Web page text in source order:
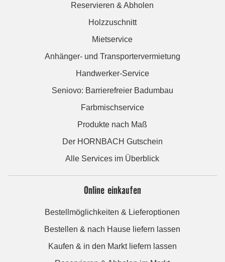
Reservieren & Abholen
Holzzuschnitt
Mietservice
Anhänger- und Transportervermietung
Handwerker-Service
Seniovo: Barrierefreier Badumbau
Farbmischservice
Produkte nach Maß
Der HORNBACH Gutschein
Alle Services im Überblick
Online einkaufen
Bestellmöglichkeiten & Lieferoptionen
Bestellen & nach Hause liefern lassen
Kaufen & in den Markt liefern lassen